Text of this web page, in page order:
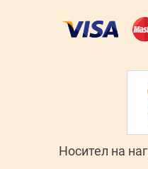
Носител на